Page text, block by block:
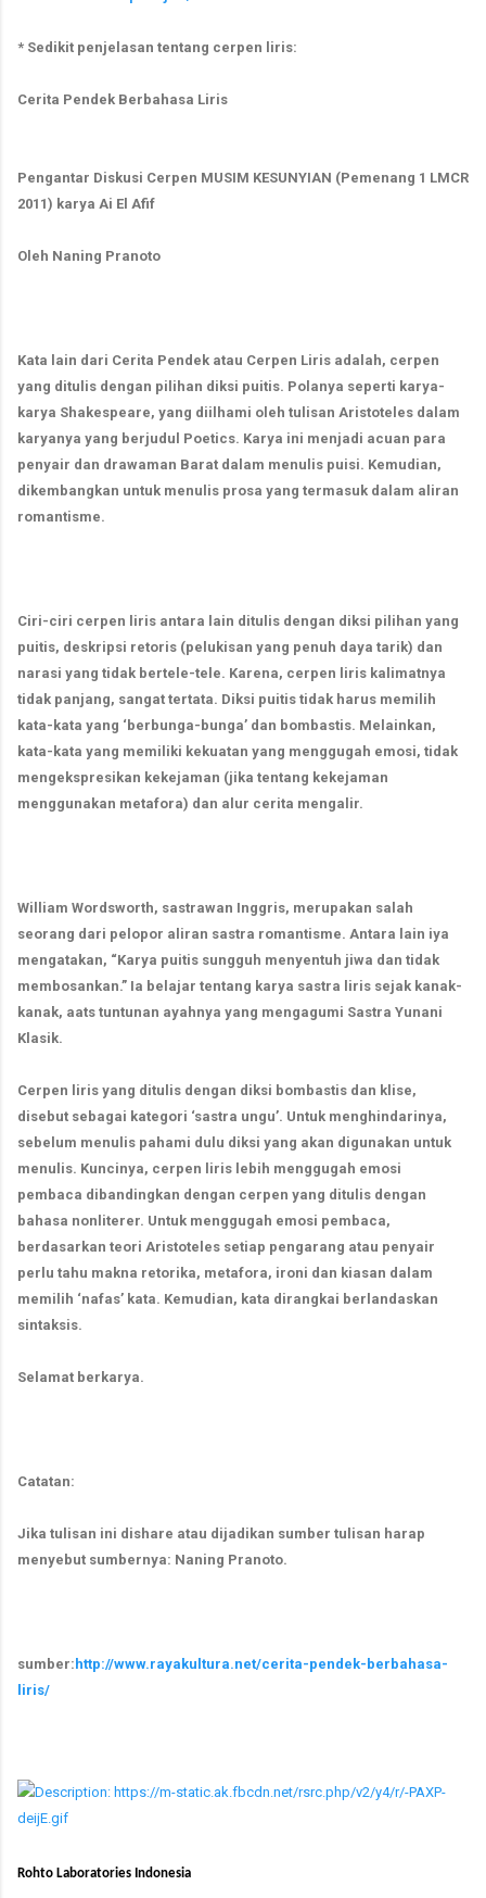
* Sedikit penjelasan tentang cerpen liris:
Cerita Pendek Berbahasa Liris
Pengantar Diskusi Cerpen MUSIM KESUNYIAN (Pemenang 1 LMCR
2011) karya Ai El Afif
Oleh Naning Pranoto
Kata lain dari Cerita Pendek atau Cerpen Liris adalah, cerpen
yang ditulis dengan pilihan diksi puitis. Polanya seperti karya-
karya Shakespeare, yang diilhami oleh tulisan Aristoteles dalam
karyanya yang berjudul Poetics. Karya ini menjadi acuan para
penyair dan drawaman Barat dalam menulis puisi. Kemudian,
dikembangkan untuk menulis prosa yang termasuk dalam aliran
romantisme.
Ciri-ciri cerpen liris antara lain ditulis dengan diksi pilihan yang
puitis, deskripsi retoris (pelukisan yang penuh daya tarik) dan
narasi yang tidak bertele-tele. Karena, cerpen liris kalimatnya
tidak panjang, sangat tertata. Diksi puitis tidak harus memilih
kata-kata yang ‘berbunga-bunga’ dan bombastis. Melainkan,
kata-kata yang memiliki kekuatan yang menggugah emosi, tidak
mengekspresikan kekejaman (jika tentang kekejaman
menggunakan metafora) dan alur cerita mengalir.
William Wordsworth, sastrawan Inggris, merupakan salah
seorang dari pelopor aliran sastra romantisme. Antara lain iya
mengatakan, “Karya puitis sungguh menyentuh jiwa dan tidak
membosankan.” Ia belajar tentang karya sastra liris sejak kanak-
kanak, aats tuntunan ayahnya yang mengagumi Sastra Yunani
Klasik.
Cerpen liris yang ditulis dengan diksi bombastis dan klise,
disebut sebagai kategori ‘sastra ungu’. Untuk menghindarinya,
sebelum menulis pahami dulu diksi yang akan digunakan untuk
menulis. Kuncinya, cerpen liris lebih menggugah emosi
pembaca dibandingkan dengan cerpen yang ditulis dengan
bahasa nonliterer. Untuk menggugah emosi pembaca,
berdasarkan teori Aristoteles setiap pengarang atau penyair
perlu tahu makna retorika, metafora, ironi dan kiasan dalam
memilih ‘nafas’ kata. Kemudian, kata dirangkai berlandaskan
sintaksis.
Selamat berkarya.
Catatan:
Jika tulisan ini dishare atau dijadikan sumber tulisan harap
menyebut sumbernya: Naning Pranoto.
sumber: http://www.rayakultura.net/cerita-pendek-berbahasa-
liris/
Rohto Laboratories Indonesia